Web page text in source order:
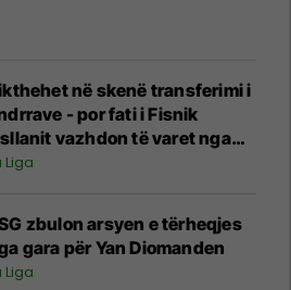
në skenë transferimi i
- por fati i Fisnik
vazhdon të varet nga
Torres
Liga
zbulon arsyen e tërheqjes
gara për Yan Diomanden
Liga